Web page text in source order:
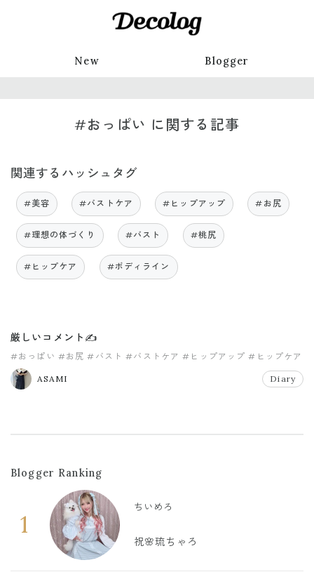
New Blogger
#おっぱい に関する記事
関連するハッシュタグ
#美容 #バストケア #ヒップアップ #お尻
#理想の体づくり #バスト #桃尻
#ヒップケア #ボディライン
厳しいコメント✍️
#おっぱい #お尻 #バスト #バストケア #ヒップアップ #ヒップケア
ASAMI Diary
Blogger Ranking
1
ちいめろ
祝🌸琉ちゃろ